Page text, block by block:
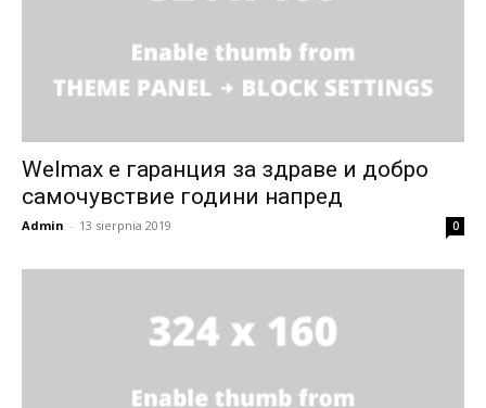
Welmax е гаранция за здраве и добро
самочувствие години напред
Admin - 13 sierpnia 2019 0